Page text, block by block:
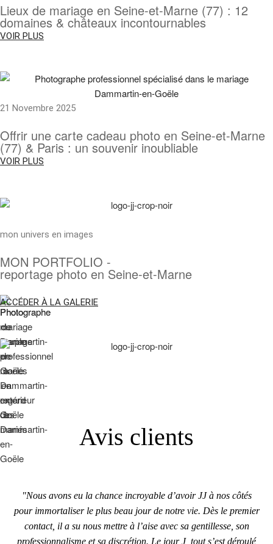
Lieux de mariage en Seine-et-Marne (77) : 12
domaines & châteaux incontournables
VOIR PLUS
21 Novembre 2025
Offrir une carte cadeau photo en Seine-et-Marne
(77) & Paris : un souvenir inoubliable
VOIR PLUS
mon univers en images
MON PORTFOLIO -
reportage photo en Seine-et-Marne
ACCÉDER À LA GALERIE
Avis clients
"Nous avons eu la chance incroyable d’avoir JJ à nos côtés
pour immortaliser le plus beau jour de notre vie. Dès le premier
contact, il a su nous mettre à l’aise avec sa gentillesse, son
professionnalisme et sa discrétion. Le jour J, tout s’est déroulé